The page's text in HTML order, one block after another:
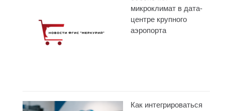
микроклимат в дата-
центре крупного
аэропорта
Как интегрироваться